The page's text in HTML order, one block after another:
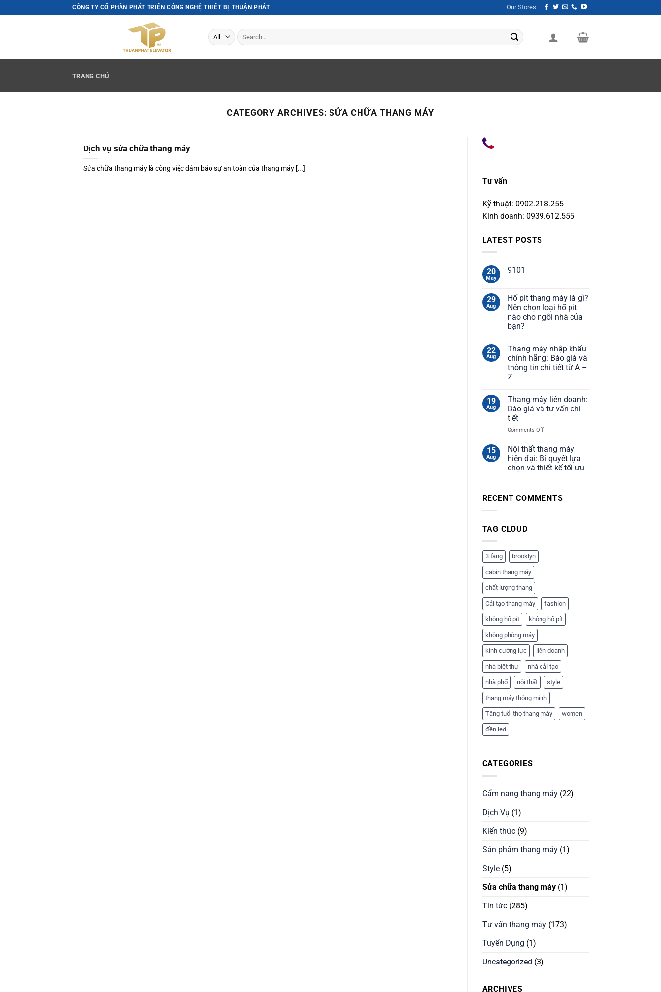
to
CÔNG TY CỔ PHẦN PHÁT TRIỂN CÔNG NGHỆ THIẾT BỊ THUẬN PHÁT Our Stores
Search
for:
TRANG CHỦ
CATEGORY ARCHIVES:SỬA CHỮA THANG MÁY
Dịch vụ sửa chữa thang máy
Sửa chữa thang máy là công việc đảm bảo sự an toàn của thang máy [...]
Tư vấn
Kỹ thuật: 0902.218.255
Kinh doanh: 0939.612.555
LATEST POSTS
20
May
9101
29
Aug
Hố pit thang máy là gì?
Nên chọn loại hố pit
nào cho ngôi nhà của
bạn?
22
Aug
Thang máy nhập khẩu
chính hãng: Báo giá và
thông tin chi tiết từ A –
Z
19
Aug
Thang máy liên doanh:
Báo giá và tư vấn chi
tiết
Comments Offon
máy
liên
doanh:
Báo
tư
15
Aug
Nội thất thang máy
hiện đại: Bí quyết lựa
chọn và thiết kế tối ưu
RECENT COMMENTS
TAG CLOUD
3 tầng brooklyn
cabin thang máy
chất lượng thang
Cải tạo thang máy fashion
không hố pit không hố pít
không phòng máy
kính cường lực liên doanh
nhà biệt thự nhà cải tạo
nhà phố nội thất style
thang máy thông minh
Tăng tuổi thọ thang máy women
đền led
CATEGORIES
Cẩm nang thang máy(22)
Dịch Vụ (1)
Kiến thức(9)
Sản phẩm thang máy(1)
Style(5)
Sửa chữa thang máy(1)
Tin tức(285)
Tư vấn thang máy(173)
Tuyển Dụng (1)
Uncategorized (3)
ARCHIVES